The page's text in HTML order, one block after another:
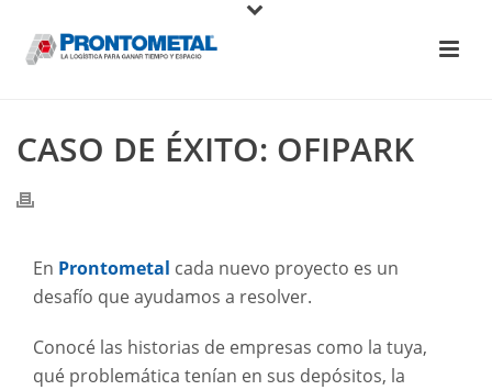
CASO DE ÉXITO: OFIPARK
En Prontometal cada nuevo proyecto es un
desafío que ayudamos a resolver.
Conocé las historias de empresas como la tuya,
qué problemática tenían en sus depósitos, la